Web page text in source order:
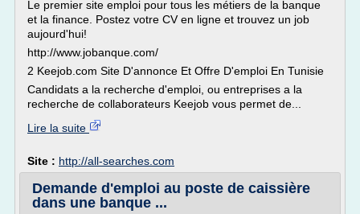
Le premier site emploi pour tous les métiers de la banque
et la finance. Postez votre CV en ligne et trouvez un job
aujourd'hui!
http://www.jobanque.com/
2 Keejob.com Site D'annonce Et Offre D'emploi En Tunisie
Candidats a la recherche d'emploi, ou entreprises a la
recherche de collaborateurs Keejob vous permet de...
Lire la suite
Site : http://all-searches.com
Demande d'emploi au poste de caissière
dans une banque ...